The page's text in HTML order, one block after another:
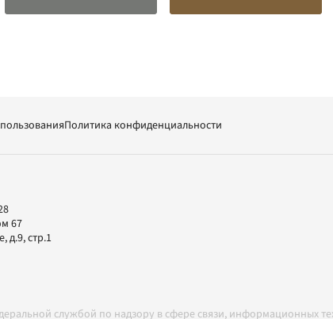
Политика конфиденциальности
67
д.9, стр.1
службой по надзору в сфере связи, информационных